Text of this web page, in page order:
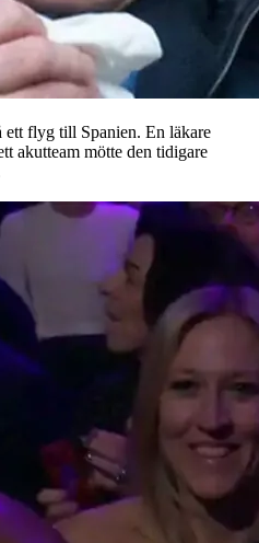
flyg till Spanien. En läkare
akutteam mötte den tidigare